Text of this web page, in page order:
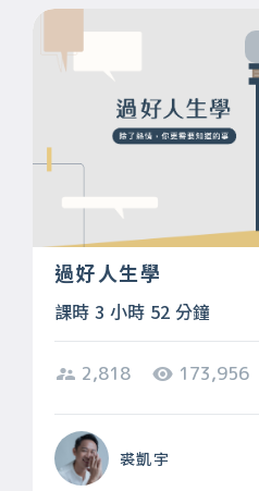
過好人生學
課時 3 小時 52 分鐘
2,818 173,956
裘凱宇